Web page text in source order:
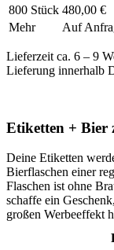
800 Stück 480,00 €
Mehr
Auf
Lieferzeit ca. 6 – 9
Lieferung innerhalb
Etiketten + Bier
Deine Etiketten
Bierflaschen einer
Flaschen ist ohne
schaffe ein
großen Werbeeffekt